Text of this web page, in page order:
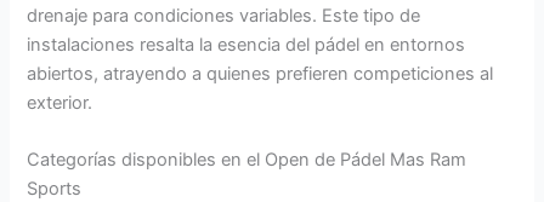
drenaje para condiciones variables. Este tipo de
instalaciones resalta la esencia del pádel en entornos
abiertos, atrayendo a quienes prefieren competiciones al
exterior.
Categorías disponibles en el Open de Pádel Mas Ram
Sports